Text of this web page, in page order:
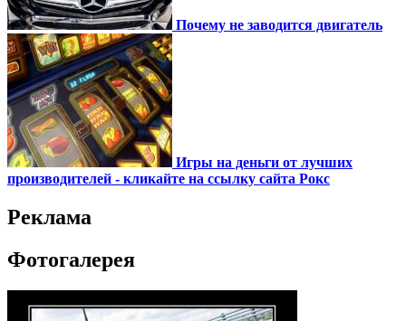
Почему не заводится двигатель
Игры на деньги от лучших
производителей - кликайте на ссылку сайта Рокс
Реклама
Фотогалерея